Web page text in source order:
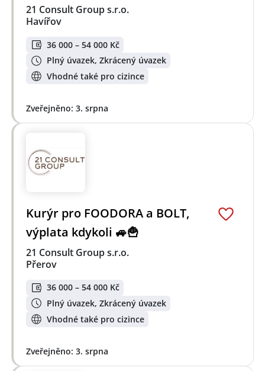
21 Consult Group s.r.o.
Havířov
36 000 – 54 000 Kč
Plný úvazek, Zkrácený úvazek
Vhodné také pro cizince
Zveřejněno: 3. srpna
Kurýr pro FOODORA a BOLT,
výplata kdykoli 🚙🍟
21 Consult Group s.r.o.
Přerov
36 000 – 54 000 Kč
Plný úvazek, Zkrácený úvazek
Vhodné také pro cizince
Zveřejněno: 3. srpna